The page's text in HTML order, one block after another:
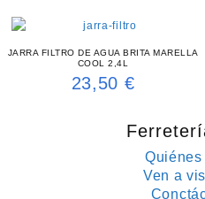
JARRA FILTRO DE AGUA BRITA MARELLA
COOL 2,4L
23,50 €
Quiénes
Ven a